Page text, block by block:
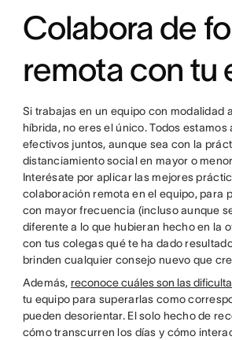
Colabora de
remota con tu
Si trabajas en un equipo con modalidad
híbrida, no eres el único. Todos
efectivos juntos, aunque sea con la
distanciamiento social en mayor o
Interésate por aplicar las mejores
colaboración remota en el equipo, para
con mayor frecuencia (incluso aunque
diferente a lo que hubieran hecho en la
con tus colegas qué te ha dado
brinden cualquier consejo nuevo que
Además, reconoce cuáles son las
tu equipo para superarlas como
pueden desorientar. El solo hecho de
cómo transcurren los días y cómo